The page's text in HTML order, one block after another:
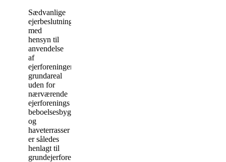
Sædvanlige
ejerbeslutninger
med
hensyn til
anvendelse
af
ejerforeningens
grundareal
uden for
nærværende
ejerforenings
beboelsesbygning
og
haveterrasser
er således
henlagt til
grundejerforeningen.